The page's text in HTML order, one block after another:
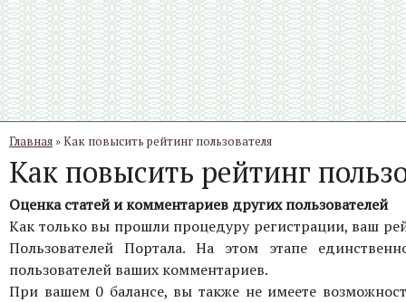
Главная » Как повысить рейтинг пользователя
Как повысить рейтинг
Оценка статей и комментариев других пользователей
Как только вы прошли процедуру регистрации, ваш
Пользователей Портала. На этом этапе
пользователей ваших комментариев.
При вашем 0 балансе, вы также не имеете